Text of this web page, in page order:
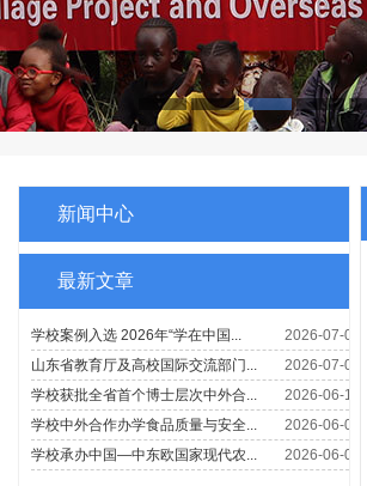
新闻中心
最新文章